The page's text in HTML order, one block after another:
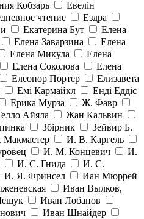
Кобзарь
Евелін
чтение
Ездра
Екатерина Бут
Елена
Елена Заварзина
Елена
Елена Микула
Елена
Елена Соколова
Елена
Елеонор Портер
Елизавета
Емі Кармайкл
Ендi Еддiс
Ерика Мурза
Ж. Фавр
Айяла
Жан Кальвин
Збірник
Зейвир Б.
Макмастер
И. В. Каргель
И. М. Концевич
И.
И. С. Гнида
И. С.
И. Я. Фринсел
Иан Мюррей
Иван Вылков,
Иван Лобанов
Иван Шнайдер